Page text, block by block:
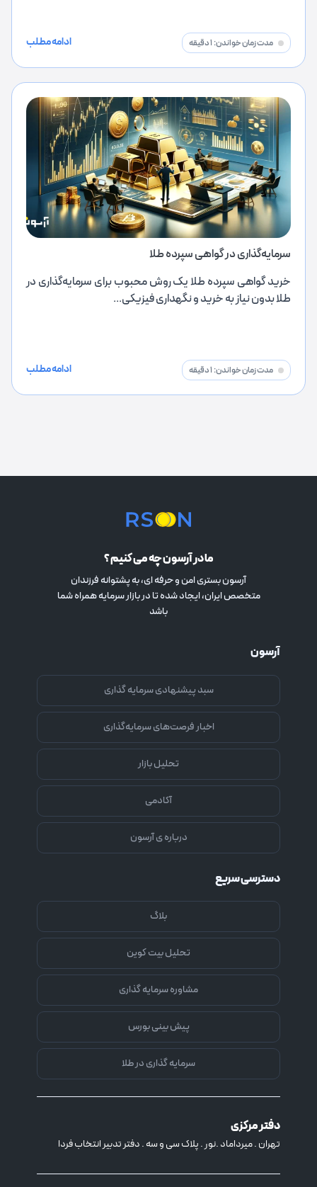
مدت زمان خواندن:1 دقیقه ادامه مطلب
سرمایه‌گذاری در گواهی سپرده طلا
خرید گواهی سپرده طلا یک روش محبوب برای سرمایه‌گذاری در
طلا بدون نیاز به خرید و نگهداری فیزیکی...
مدت زمان خواندن:1 دقیقه ادامه مطلب
ما در آرسون چه می کنیم ؟
آرسون بستری امن و حرفه ای، به پشتوانه فرزندان
متخصص ایران، ایجاد شده تا در بازار سرمایه همراه شما
باشد
آرسون
سبد پیشنهادی سرمایه گذاری
اخبار فرصت‌های سرمایه‌گذاری
تحلیل بازار
آکادمی
درباره ی آرسون
دسترسی سریع
بلاگ
تحلیل بیت کوین
مشاوره سرمایه گذاری
پیش بینی بورس
سرمایه گذاری در طلا
دفتر مرکزی
تهران . میرداماد .نور . پلاک سی و سه . دفتر تدبیر انتخاب فردا